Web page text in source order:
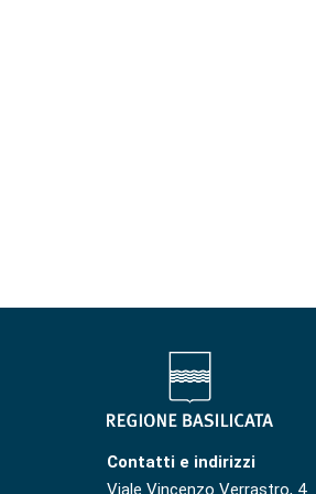
Contatti e indirizzi
Viale Vincenzo Verrastro, 4